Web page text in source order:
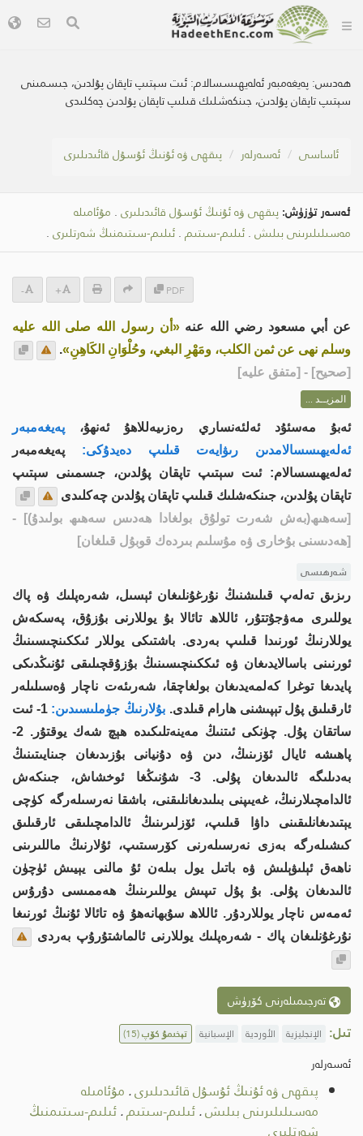
ھەدىس:پەيغەمبەر ئەلەيھىسسالام: ئىت سېتىپ تاپقان پۇلدىن، جىسمىنى
سېتىپ تاپقان پۇلدىن، جىنكەشلىك قىلىپ تاپقان پۇلدىن چەكلىدى
ئاساسى ئەسەرلەر پىقھى ۋە ئۇنىڭ ئۇسۇل قائىدىلىرى
ئەسەر تۈزۈش: پىقھى ۋە ئۇنىڭ ئۇسۇل قائىدىلىرى . مۇئامىلە
مەسىلىلىرىنى بىلىش . ئىلىم-سىتىم . ئىلىم-سىتىمنىڭ شەرتلىرى .
PDF
+
-
عن أبي مسعود رضي الله عنه«أن رسول الله صلى الله عليه
وسلم نهى عن ثمن الكلب، ومَهْرِ البغي، وحُلْوَانِ الكَاهِنِ».
[صحيح] - [متفق عليه]
المزيــد ...
ئەبۇ مەسئۇد ئەلئەنساري رەزىيەللاھۇ ئەنھۇ، پەيغەمبەر
ئەلەيھىسسالامدىن رىۋايەت قىلىپ دەيدۇكى: پەيغەمبەر
ئەلەيھىسسالام: ئىت سېتىپ تاپقان پۇلدىن، جىسمىنى سېتىپ
تاپقان پۇلدىن، جىنكەشلىك قىلىپ تاپقان پۇلدىن چەكلىدى
[سەھىھ(بەش شەرت تولۇق بولغادا ھەدىس سەھىھ بولىدۇ)]
-
[ھەدىسنى بۇخارى ۋە مۇسلىم بىردەك قوبۇل قىلغان]
شەرھىسى
رىزىق تەلەپ قىلىشنىڭ نۇرغۇنلىغان ئېسىل، شەرەپلىك ۋە پاك
يوللىرى مەۋجۇتتۇر، ئاللاھ تائالا بۇ يوللارنى بۇزۇق، پەسكەش
يوللارنىڭ ئورنىدا قىلىپ بەردى. باشتىكى يوللار ئىككىنچىسىنىڭ
ئورنىنى باسالايدىغان ۋە ئىككىنچىسىنىڭ بۇزۇقچىلىقى ئۇنىڭدىكى
پايدىغا توغرا كەلمەيدىغان بولغاچقا، شەرىئەت ناچار ۋەسىلىلەر
ئارقىلىق پۇل تېپىشنى ھارام قىلدى. بۇلارنىڭ جۈملىسىدىن:
1- ئىت
ساتقان پۇل. چۈنكى ئىتنىڭ مەينەتلىكىدە ھېچ شەك يوقتۇر. 2-
پاھىشە ئايال ئۆزىنىڭ، دىن ۋە دۇنيانى بۇزىدىغان جىنايىتىنىڭ
بەدىلىگە ئالىدىغان پۇلى. 3- شۇنىڭغا ئوخشاش، جىنكەش
ئالدامچىلارنىڭ، غەيىپنى بىلىدىغانلىقنى، باشقا نەرسىلەرگە كۈچى
يېتىدىغانلىقىنى داۋا قىلىپ، ئۆزلىرىنىڭ ئالدامچىلىقى ئارقىلىق
كىشىلەرگە بەزى نەرسىلەرنى كۆرسىتىپ، ئۇلارنىڭ ماللىرىنى
ناھەق ئېلىۋېلىش ۋە باتىل يول بىلەن ئۇ مالنى يېيىش ئۈچۈن
ئالىدىغان پۇلى. بۇ پۇل تىپىش يوللىرىنىڭ ھەممىسى دۇرۇس
ئەمەس ناچار يوللاردۇر. ئاللاھ سۇبھانەھۇ ۋە تائالا ئۇنىڭ ئورنىغا
نۇرغۇنلىغان پاك - شەرەپلىك يوللارنى ئالماشتۇرۇپ بەردى
تەرجىمىلەرنى كۆرۈش
تىل: الإنجليزية الأوردية الإسبانية تېخىمۇ كۆپ(15)
ئەسەرلەر
پىقھى ۋە ئۇنىڭ ئۇسۇل قائىدىلىرى. مۇئامىلە
مەسىلىلىرىنى بىلىش.ئىلىم-سىتىم.ئىلىم-سىتىمنىڭ
شەرتلىرى